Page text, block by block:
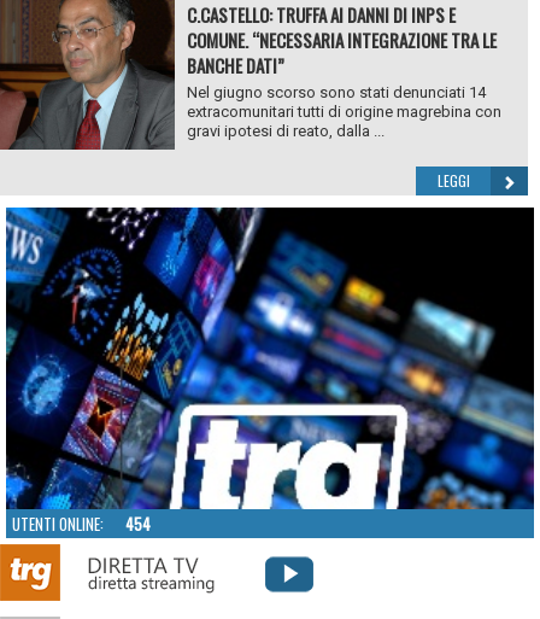
C.CASTELLO: TRUFFA AI DANNI DI INPS E
COMUNE. “NECESSARIA INTEGRAZIONE TRA LE
BANCHE DATI”
Nel giugno scorso sono stati denunciati 14
extracomunitari tutti di origine magrebina con
gravi ipotesi di reato, dalla ...
LEGGI
UTENTI ONLINE: 454